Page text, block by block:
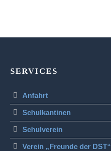
SERVICES
Anfahrt
Schulkantinen
Schulverein
Verein „Freunde der DST“